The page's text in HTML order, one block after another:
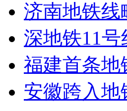
济南地铁线
深地铁11
福建首条地
安徽跨入地